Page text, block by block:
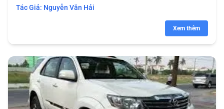
Tác Giả: Nguyễn Văn Hải
Xem thêm